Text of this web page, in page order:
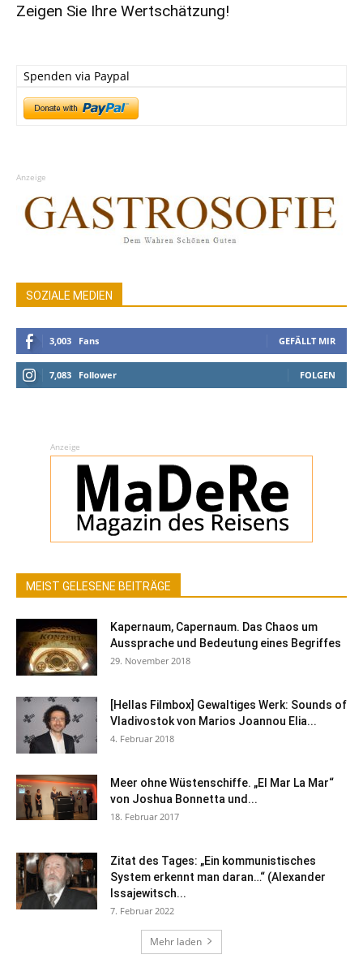
Zeigen Sie Ihre Wertschätzung!
Spenden via Paypal
Anzeige
SOZIALE MEDIEN
3,003 Fans GEFÄLLT MIR
7,083 Follower FOLGEN
Anzeige
MEIST GELESENE BEITRÄGE
Kapernaum, Capernaum. Das Chaos um
Aussprache und Bedeutung eines Begriffes
29. November 2018
[Hellas Filmbox] Gewaltiges Werk: Sounds of
Vladivostok von Marios Joannou Elia...
4. Februar 2018
Meer ohne Wüstenschiffe. „El Mar La Mar“
von Joshua Bonnetta und...
18. Februar 2017
Zitat des Tages: „Ein kommunistisches
System erkennt man daran…“ (Alexander
Issajewitsch...
7. Februar 2022
Mehr laden